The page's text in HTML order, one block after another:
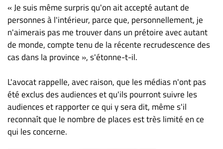
« Je suis même surpris qu'on ait accepté autant de
personnes à l'intérieur, parce que, personnellement, je
n'aimerais pas me trouver dans un prétoire avec autant
de monde, compte tenu de la récente recrudescence des
cas dans la province », s'étonne-t-il.
L'avocat rappelle, avec raison, que les médias n'ont pas
été exclus des audiences et qu'ils pourront suivre les
audiences et rapporter ce qui y sera dit, même s'il
reconnaît que le nombre de places est très limité en ce
qui les concerne.